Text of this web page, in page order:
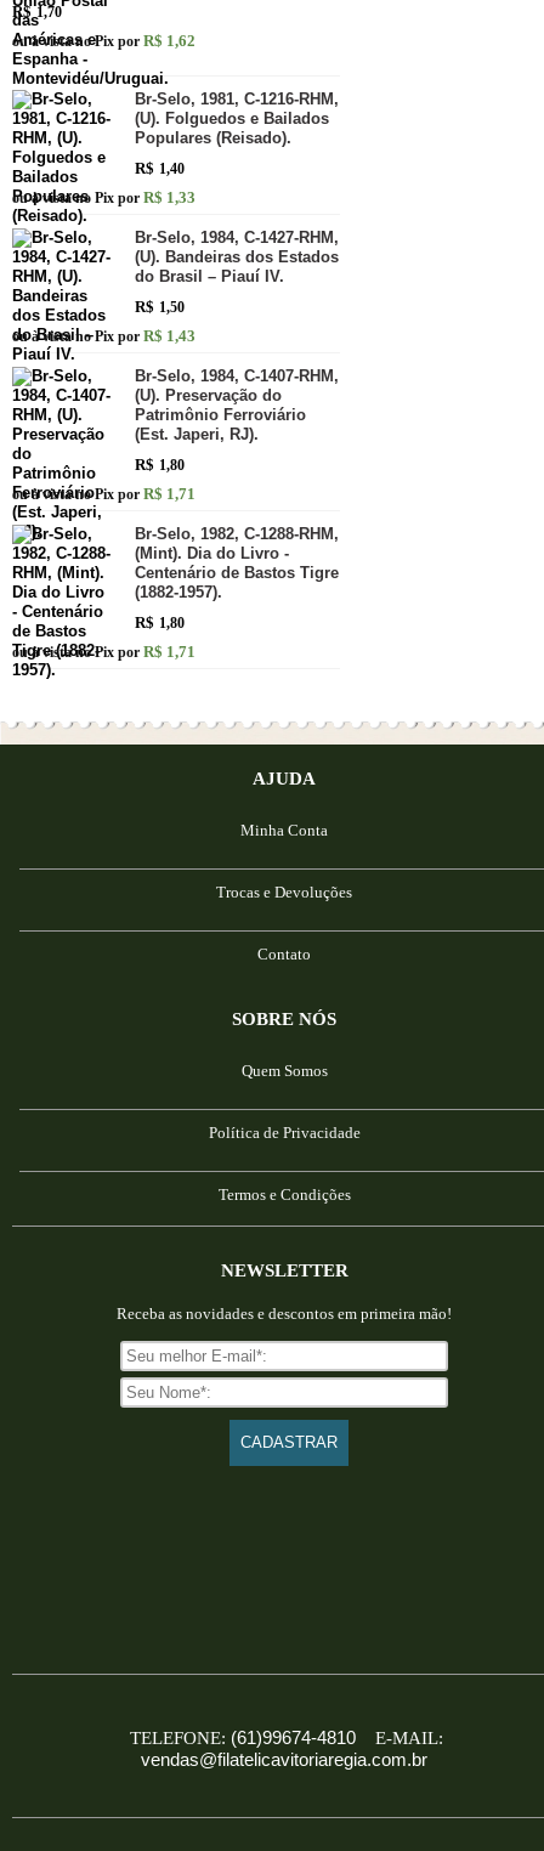
R$ 1,70
ou à vista no Pix por R$ 1,62
Br-Selo, 1981, C-1216-RHM,
(U). Folguedos e Bailados
Populares (Reisado).
R$ 1,40
ou à vista no Pix por R$ 1,33
Br-Selo, 1984, C-1427-RHM,
(U). Bandeiras dos Estados
do Brasil – Piauí IV.
R$ 1,50
ou à vista no Pix por R$ 1,43
Br-Selo, 1984, C-1407-RHM,
(U). Preservação do
Patrimônio Ferroviário
(Est. Japeri, RJ).
R$ 1,80
ou à vista no Pix por R$ 1,71
Br-Selo, 1982, C-1288-RHM,
(Mint). Dia do Livro -
Centenário de Bastos Tigre
(1882-1957).
R$ 1,80
ou à vista no Pix por R$ 1,71
AJUDA
Minha Conta
Trocas e Devoluções
Contato
SOBRE NÓS
Quem Somos
Política de Privacidade
Termos e Condições
NEWSLETTER
Receba as novidades e descontos em primeira mão!
TELEFONE: (61)99674-4810 E-MAIL:
vendas@filatelicavitoriaregia.com.br